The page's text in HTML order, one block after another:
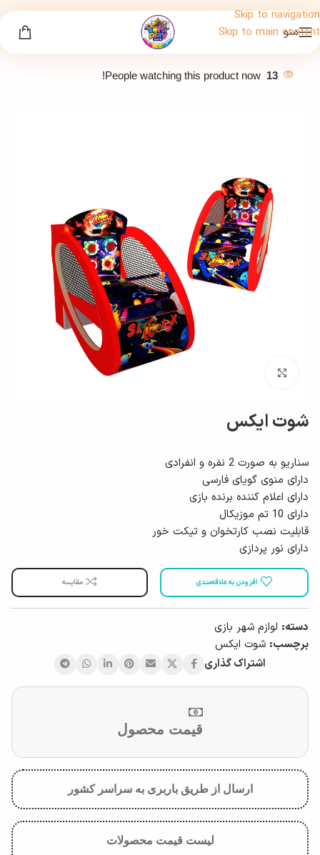
Skip to navigation
Skip to main content
منو
13
People watching this product now!
شوت ایکس
سناریو به صورت 2 نفره و انفرادی
دارای منوی گویای فارسی
دارای اعلام کننده برنده بازی
دارای 10 تم موزیکال
قابلیت نصب کارتخوان و تیکت خور
دارای نور پردازی
افزودن به علاقه‌مندی مقایسه
دسته: لوازم شهر بازی
برچسب: شوت ایکس
اشتراک گذاری
قیمت محصول
ارسال از طریق باربری به سراسر کشور
لیست قیمت محصولات